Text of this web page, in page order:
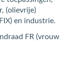
(olievrije)
en industrie.
FR (vrouw